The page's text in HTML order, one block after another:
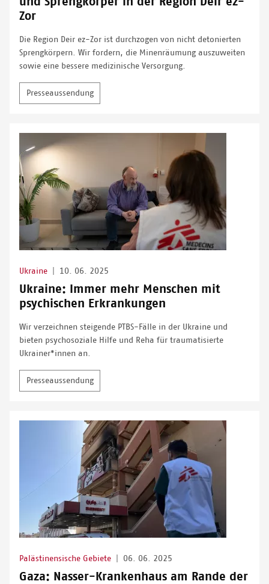
Zor
Die Region Deir ez-Zor ist durchzogen von nicht detonierten
Sprengkörpern. Wir fordern, die Minenräumung auszuweiten
sowie eine bessere medizinische Versorgung.
Presseaussendung
Ukraine 10. 06. 2025
Ukraine: Immer mehr Menschen mit
psychischen Erkrankungen
Wir verzeichnen steigende PTBS-Fälle in der Ukraine und
bieten psychosoziale Hilfe und Reha für traumatisierte
Ukrainer*innen an.
Presseaussendung
Palästinensische Gebiete 06. 06. 2025
Gaza: Nasser-Krankenhaus am Rande der